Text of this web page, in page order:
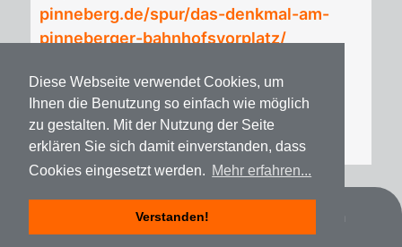
Diese Webseite verwendet Cookies, um
Ihnen die Benutzung so einfach wie möglich
zu gestalten. Mit der Nutzung der Seite
erklären Sie sich damit einverstanden, dass
Cookies eingesetzt werden. Mehr erfahren...
Verstanden!
pinneberg.de/spur/das-denkmal-am-
pinneberger-bahnhofsvorplatz/
Impressum